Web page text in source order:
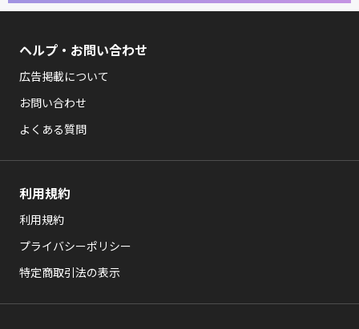
ヘルプ・お問い合わせ
広告掲載について
お問い合わせ
よくある質問
利用規約
利用規約
プライバシーポリシー
特定商取引法の表示